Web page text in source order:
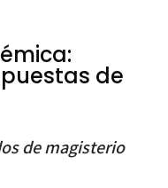
de
de magisterio